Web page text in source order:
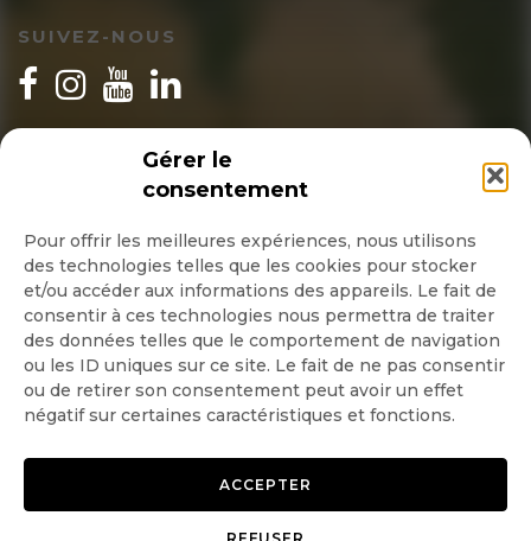
Gérer le
consentement
Pour offrir les meilleures expériences, nous utilisons
des technologies telles que les cookies pour stocker
et/ou accéder aux informations des appareils. Le fait de
consentir à ces technologies nous permettra de traiter
des données telles que le comportement de navigation
ou les ID uniques sur ce site. Le fait de ne pas consentir
ou de retirer son consentement peut avoir un effet
négatif sur certaines caractéristiques et fonctions.
ACCEPTER
REFUSER
SUIVEZ-NOUS
INSCRIPTION NEWSLETTER
Quotidienne
Hebdo
OK